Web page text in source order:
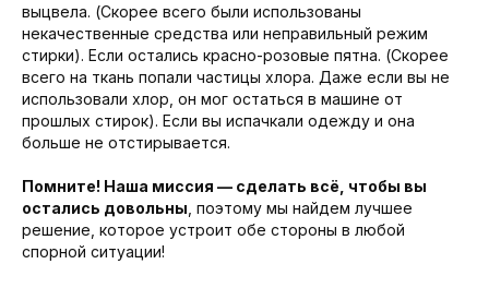
выцвела. (Скорее всего были использованы
некачественные средства или неправильный режим
стирки). Если остались красно-розовые пятна. (Скорее
всего на ткань попали частицы хлора. Даже если вы не
использовали хлор, он мог остаться в машине от
прошлых стирок). Если вы испачкали одежду и она
больше не отстирывается.
Помните! Наша миссия — сделать всё, чтобы вы
остались довольны , поэтому мы найдем лучшее
решение, которое устроит обе стороны в любой
спорной ситуации!